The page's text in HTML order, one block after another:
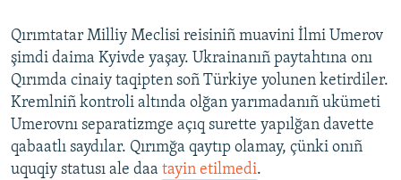
Qırımtatar Milliy Meclisi reisiniñ muavini İlmi Umerov
şimdi daima Kyivde yaşay. Ukrainanıñ paytahtına onı
Qırımda cinaiy taqipten soñ Türkiye yolunen ketirdiler.
Kremlniñ kontroli altında olğan yarımadanıñ ukümeti
Umerovnı separatizmge açıq surette yapılğan davette
qabaatlı saydılar. Qırımğa qaytıp olamay, çünki onıñ
uquqiy statusı ale daa tayin etilmedi.